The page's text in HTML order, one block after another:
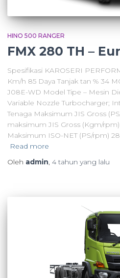
HINO 500 RANGER
FMX 280 TH –
Spesifikasi KAROSERI
Km/h 85 Daya Tanjak tan % 34
J08E-WD Model Tipe – Mesin
Variable Nozzle Turbocharger;
Tenaga Maksimum JIS Gross
maksimum JIS Gross (Kgm/rpm)
Maksimum ISO-NET (PS/rpm)
Read more
Oleh admin, 4 tahun yang lalu